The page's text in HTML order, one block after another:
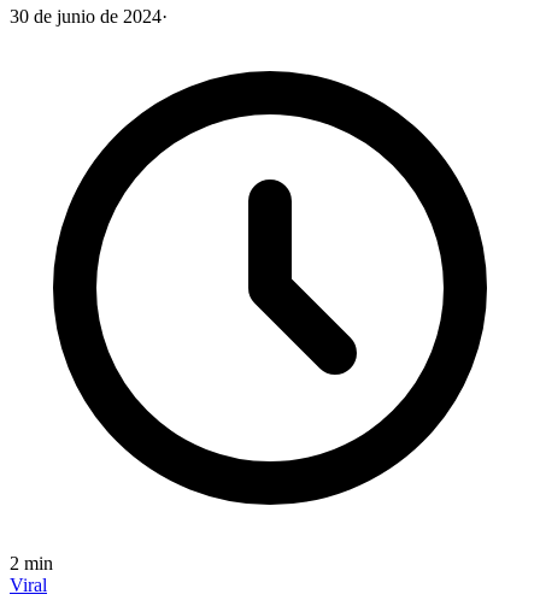
30 de junio de 2024·
2 min
Viral